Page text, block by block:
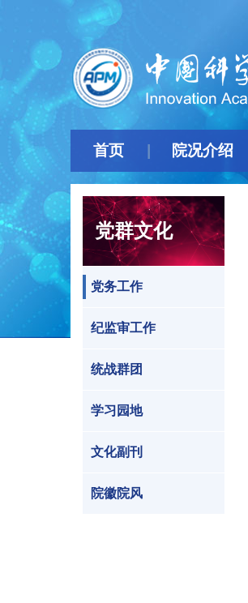
首页 院况介绍
党群文化
党务工作
纪监审工作
统战群团
学习园地
文化副刊
院徽院风